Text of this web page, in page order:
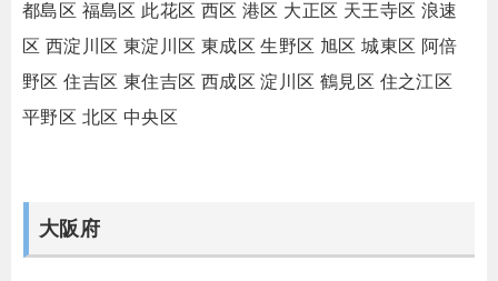
都島区 福島区 此花区 西区 港区 大正区 天王寺区 浪速
区 西淀川区 東淀川区 東成区 生野区 旭区 城東区 阿倍
野区 住吉区 東住吉区 西成区 淀川区 鶴見区 住之江区
平野区 北区 中央区
大阪府